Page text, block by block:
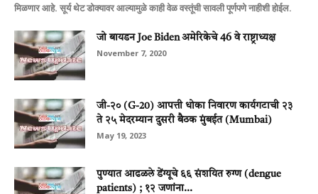
मिळणार आहे. सूर्य थेट डोक्यावर आल्यामुळे काही वेळ वस्तूंची सावली पूर्णपणे नाहीशी होईल.
जो बायडन Joe Biden अमेरिकेचे 46 वे राष्ट्राध्यक्ष
November 7, 2020
जी-२० (G-20) आपत्ती धोका निवारण कार्यगटाची २३
ते २५ मेदरम्यान दुसरी बैठक मुंबईत (Mumbai)
May 19, 2023
पुण्‍यात आढळले डेंग्‍यूचे ६६ संशयित रुग्‍ण (dengue
patients) ; १२ जणांना...